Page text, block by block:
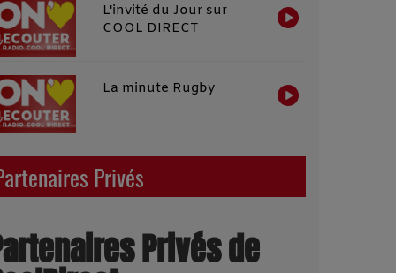
L'invité du Jour sur
COOL DIRECT
La minute Rugby
Privés
Privés de